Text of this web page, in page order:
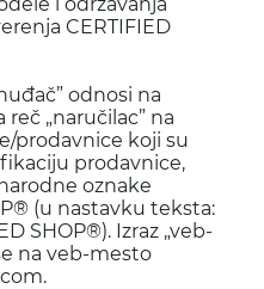
CERTIFIED
odnosi na
reč „naručilac” na
prodavnice koji su
prodavnice,
oznake
(u nastavku teksta:
SHOP®). Izraz „veb-
na veb-mesto